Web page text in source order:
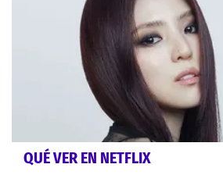
QUÉ VER EN NETFLIX